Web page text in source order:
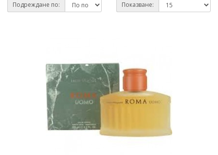
Подреждане по: Показване: